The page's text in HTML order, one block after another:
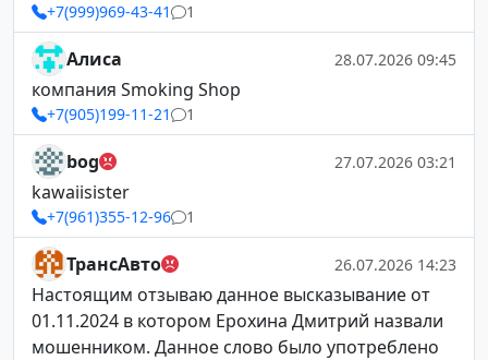
+7(999)969-43-41 1
Алиса 28.07.2026 09:45
компания Smoking Shop
+7(905)199-11-21 1
bog 27.07.2026 03:21
kawaiisister
+7(961)355-12-96 1
ТрансАвто 26.07.2026 14:23
Настоящим отзываю данное высказывание от
01.11.2024 в котором Ерохина Дмитрий назвали
мошенником. Данное слово было употреблено